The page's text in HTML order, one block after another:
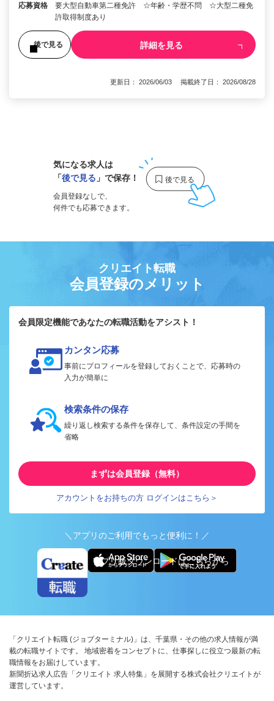
応募資格
要大型自動車第二種免許 ☆年齢・学歴不問 ☆大型二種免
許取得制度あり
後で見る 詳細を見る
更新日： 2026/06/03 掲載終了日： 2026/08/28
気になる求人は
「後で見る 」で保存！
会員登録なしで、
何件でも応募できます。
クリエイト転職
会員登録のメリット
会員限定機能であなたの転職活動をアシスト！
カンタン応募
事前にプロフィールを登録しておくことで、応募時の
入力が簡単に
検索条件の保存
繰り返し検索する条件を保存して、条件設定の手間を
省略
まずは会員登録（無料）
アカウントをお持ちの方 ログインはこちら＞
＼アプリのご利用でもっと便利に！／
アプリ版ダウンロードはこちらから
「クリエイト転職 (ジョブターミナル)」は、千葉県・その他の求人情報が満
載の転職サイトです。 地域密着をコンセプトに、仕事探しに役立つ最新の転
職情報をお届けしています。
新聞折込求人広告「クリエイト 求人特集」を展開する株式会社クリエイトが
運営しています。